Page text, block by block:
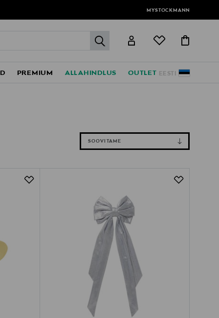
MYSTOCKMANN
label.header.go
EESTI
PREMIUM ALLAHINDLUS OUTLET
SOOVITAME